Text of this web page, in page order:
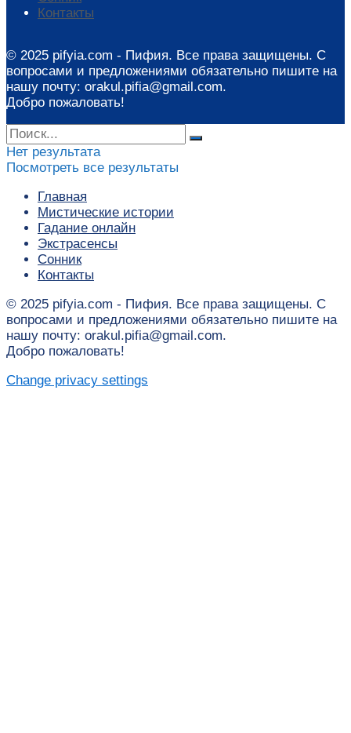
Контакты
© 2025 pifyia.com - Пифия. Все права защищены. С
вопросами и предложениями обязательно пишите на
нашу почту: orakul.pifia@gmail.com.
Добро пожаловать!
Нет результата
Посмотреть все результаты
Главная
Мистические истории
Гадание онлайн
Экстрасенсы
Сонник
Контакты
© 2025 pifyia.com - Пифия. Все права защищены. С
вопросами и предложениями обязательно пишите на
нашу почту: orakul.pifia@gmail.com.
Добро пожаловать!
Change privacy settings